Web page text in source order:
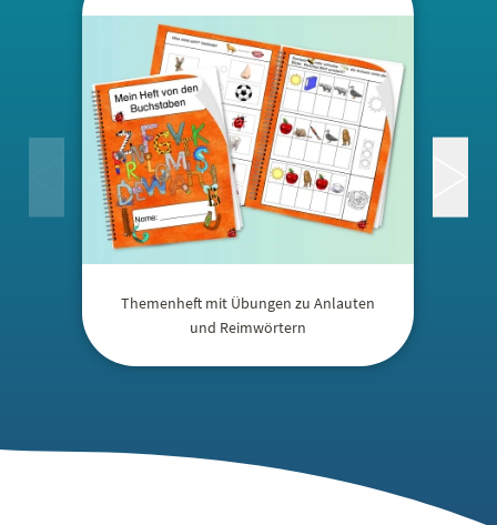
Themenheft mit Übungen zu Anlauten
und Reimwörtern